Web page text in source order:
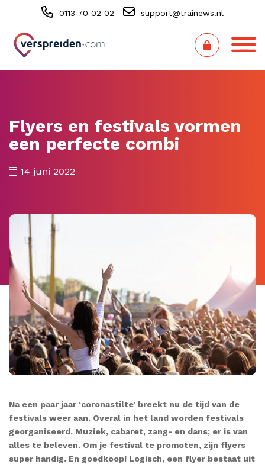
0113 70 02 02 support@trainews.nl
Flyers en festivals vormen
een perfecte combi
14 juni 2022
Na een paar jaar ‘coronastilte’ breekt nu de tijd van de
festivals weer aan. Overal in het land worden festivals
georganiseerd. Muziek, cabaret, zang- en dans; er is van
alles te beleven. Om je festival te promoten, zijn flyers
super handig. En goedkoop! Logisch, een flyer bestaat uit